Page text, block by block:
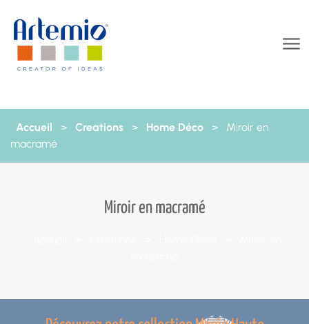
Accueil > Creations > Home Déco >
Miroir en
macramé
Miroir en macramé